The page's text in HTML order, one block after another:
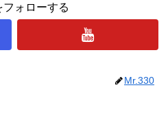
フォローする
Mr.330